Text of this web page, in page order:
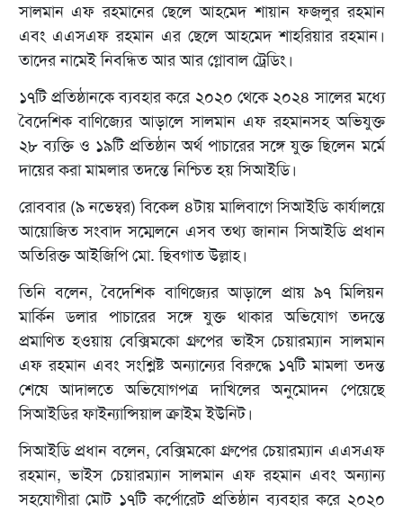
সালমান এফ রহমানের ছেলে আহমেদ শায়ান ফজলুর রহমান
এবং এএসএফ রহমান এর ছেলে আহমেদ শাহরিয়ার রহমান।
তাদের নামেই নিবন্ধিত আর আর গ্লোবাল ট্রেডিং।
১৭টি প্রতিষ্ঠানকে ব্যবহার করে ২০২০ থেকে ২০২৪ সালের মধ্যে
বৈদেশিক বাণিজ্যের আড়ালে সালমান এফ রহমানসহ অভিযুক্ত
২৮ ব্যক্তি ও ১৯টি প্রতিষ্ঠান অর্থ পাচারের সঙ্গে যুক্ত ছিলেন মর্মে
দায়ের করা মামলার তদন্তে নিশ্চিত হয় সিআইডি।
রোববার (৯ নভেম্বর) বিকেল ৪টায় মালিবাগে সিআইডি কার্যালয়ে
আয়োজিত সংবাদ সম্মেলনে এসব তথ্য জানান সিআইডি প্রধান
অতিরিক্ত আইজিপি মো. ছিবগাত উল্লাহ।
তিনি বলেন, বৈদেশিক বাণিজ্যের আড়ালে প্রায় ৯৭ মিলিয়ন
মার্কিন ডলার পাচারের সঙ্গে যুক্ত থাকার অভিযোগ তদন্তে
প্রমাণিত হওয়ায় বেক্সিমকো গ্রুপের ভাইস চেয়ারম্যান সালমান
এফ রহমান এবং সংশ্লিষ্ট অন্যান্যের বিরুদ্ধে ১৭টি মামলা তদন্ত
শেষে আদালতে অভিযোগপত্র দাখিলের অনুমোদন পেয়েছে
সিআইডির ফাইন্যান্সিয়াল ক্রাইম ইউনিট।
সিআইডি প্রধান বলেন, বেক্সিমকো গ্রুপের চেয়ারম্যান এএসএফ
রহমান, ভাইস চেয়ারম্যান সালমান এফ রহমান এবং অন্যান্য
সহযোগীরা মোট ১৭টি কর্পোরেট প্রতিষ্ঠান ব্যবহার করে ২০২০